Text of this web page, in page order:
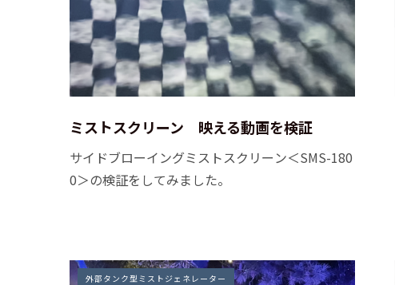
ミストスクリーン 映える動画を検証
サイドブローイングミストスクリーン＜SMS-180
0＞の検証をしてみました。
外部タンク型ミストジェネレーター